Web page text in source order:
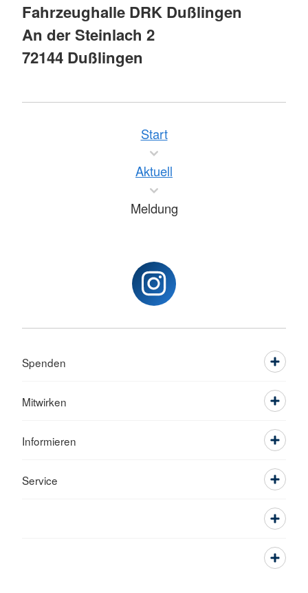
Fahrzeughalle DRK Dußlingen
An der Steinlach 2
72144 Dußlingen
Start
Aktuell
Meldung
Spenden
Mitwirken
Informieren
Service